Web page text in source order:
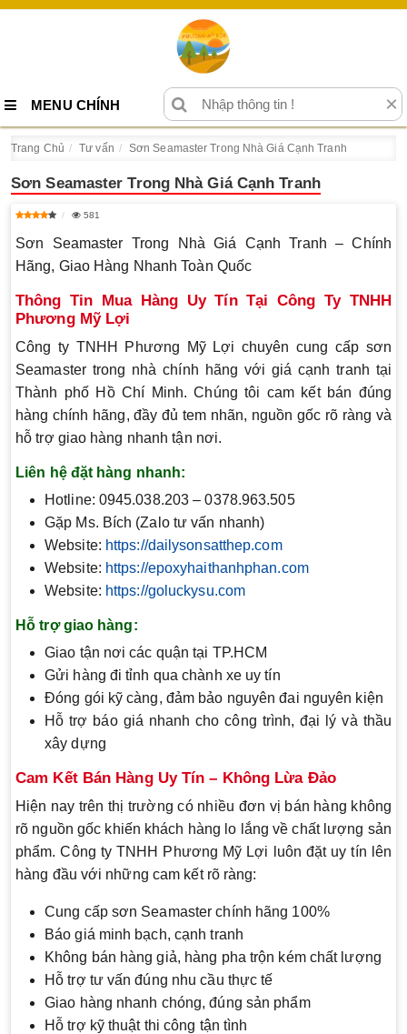
MENU CHÍNH ×
Trang Chủ Tư vấn Sơn Seamaster Trong Nhà Giá Cạnh Tranh
Sơn Seamaster Trong Nhà Giá Cạnh Tranh
581
Sơn Seamaster Trong Nhà Giá Cạnh Tranh – Chính
Hãng, Giao Hàng Nhanh Toàn Quốc
Thông Tin Mua Hàng Uy Tín Tại Công Ty TNHH
Phương Mỹ Lợi
Công ty TNHH Phương Mỹ Lợi chuyên cung cấp sơn
Seamaster trong nhà chính hãng với giá cạnh tranh tại
Thành phố Hồ Chí Minh. Chúng tôi cam kết bán đúng
hàng chính hãng, đầy đủ tem nhãn, nguồn gốc rõ ràng và
hỗ trợ giao hàng nhanh tận nơi.
Liên hệ đặt hàng nhanh:
Hotline: 0945.038.203 – 0378.963.505
Gặp Ms. Bích (Zalo tư vấn nhanh)
Website: https://dailysonsatthep.com
Website: https://epoxyhaithanhphan.com
Website: https://goluckysu.com
Hỗ trợ giao hàng:
Giao tận nơi các quận tại TP.HCM
Gửi hàng đi tỉnh qua chành xe uy tín
Đóng gói kỹ càng, đảm bảo nguyên đai nguyên kiện
Hỗ trợ báo giá nhanh cho công trình, đại lý và thầu
xây dựng
Cam Kết Bán Hàng Uy Tín – Không Lừa Đảo
Hiện nay trên thị trường có nhiều đơn vị bán hàng không
rõ nguồn gốc khiến khách hàng lo lắng về chất lượng sản
phẩm. Công ty TNHH Phương Mỹ Lợi luôn đặt uy tín lên
hàng đầu với những cam kết rõ ràng:
Cung cấp sơn Seamaster chính hãng 100%
Báo giá minh bạch, cạnh tranh
Không bán hàng giả, hàng pha trộn kém chất lượng
Hỗ trợ tư vấn đúng nhu cầu thực tế
Giao hàng nhanh chóng, đúng sản phẩm
Hỗ trợ kỹ thuật thi công tận tình